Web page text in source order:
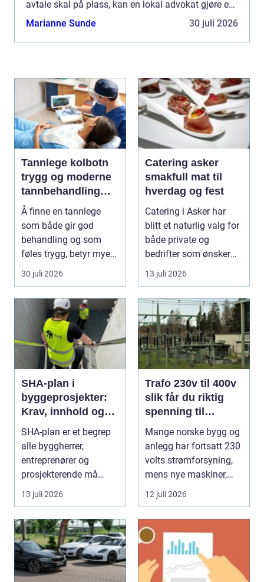
avtale skal på plass, kan en lokal advokat gjøre en
stor forskjell. Mange lurer på hvordan de skal g...
Marianne Sunde 30 juli 2026
Tannlege kolbotn
trygg og moderne
tannbehandling
nær deg
Å finne en tannlege
som både gir god
behandling og som
føles trygg, betyr mye
for de fleste. Mange ø...
30 juli 2026
Catering asker
smakfull mat til
hverdag og fest
Catering i Asker har
blitt et naturlig valg for
både private og
bedrifter som ønsker
god mat uten st...
13 juli 2026
SHA-plan i
byggeprosjekter:
Krav, innhold og
praktisk nytte
SHA-plan er et begrep
alle byggherrer,
entreprenører og
prosjekterende må
forholde seg ...
13 juli 2026
Trafo 230v til 400v
slik får du riktig
spenning til
moderne utstyr
Mange norske bygg og
anlegg har fortsatt 230
volts strømforsyning,
mens nye maskiner,
pumper, kompre...
12 juli 2026